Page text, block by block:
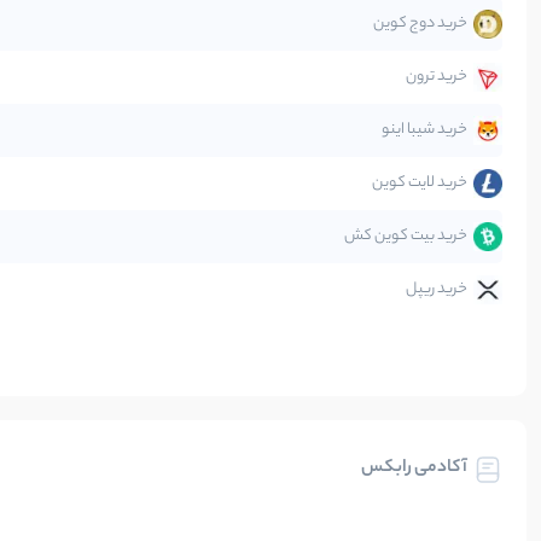
قانون‌گذاری
متاورس
خرید دوج کوین
خرید ترون
خرید شیبا اینو
خرید لایت کوین
خرید بیت کوین کش
خرید ریپل
آکادمی رابکس